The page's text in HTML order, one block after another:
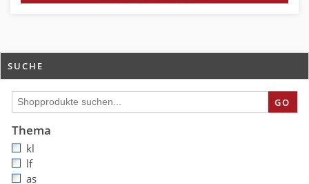
SUCHE
GO
Thema
kl
lf
as